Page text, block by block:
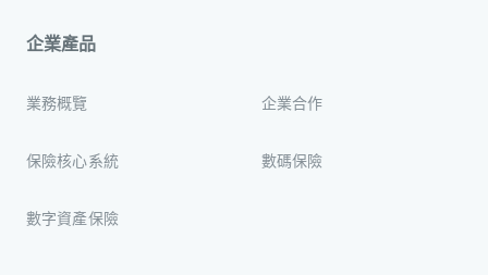
企業產品
業務概覽 企業合作
保險核心系統 數碼保險
數字資產保險